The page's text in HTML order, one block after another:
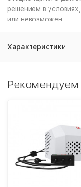
решением в
или невозможен.
Характеристики
Рекомендуем